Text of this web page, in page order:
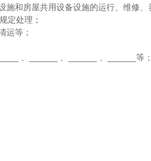
和房屋共用设备设施的运行、维修、
定处理；
运等；
、______ 、______ 、______等；